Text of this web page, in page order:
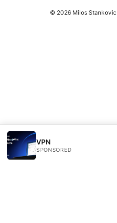
VPN
SPONSORED
© 2026 Milos